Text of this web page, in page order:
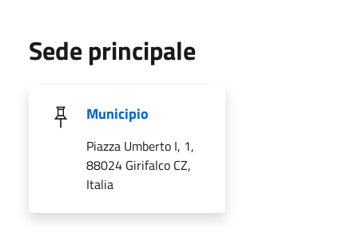
Sede principale
Municipio
Piazza Umberto I, 1,
88024 Girifalco CZ,
Italia